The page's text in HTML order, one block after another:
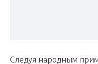
Следуя народным